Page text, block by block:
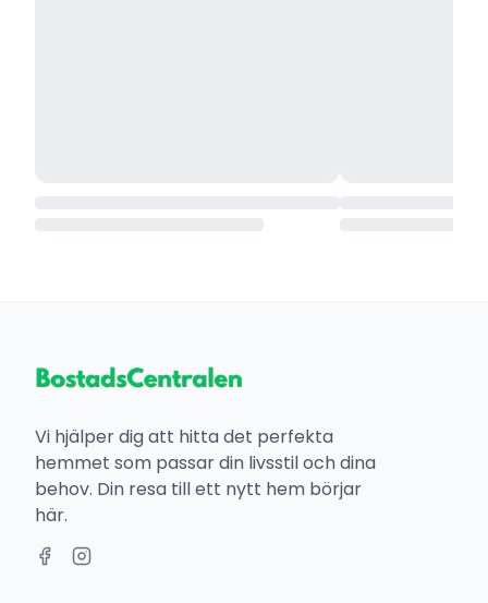
Vi hjälper dig att hitta det perfekta
hemmet som passar din livsstil och dina
behov. Din resa till ett nytt hem börjar
här.